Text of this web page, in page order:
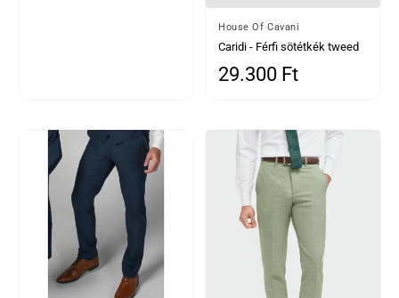
Által
House Of Cavani
Caridi - Férfi sötétkék tweed
nadrág
Normál ár
29.300 Ft